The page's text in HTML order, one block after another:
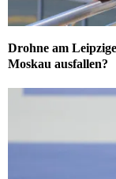
Drohne am
Moskau ausfallen?